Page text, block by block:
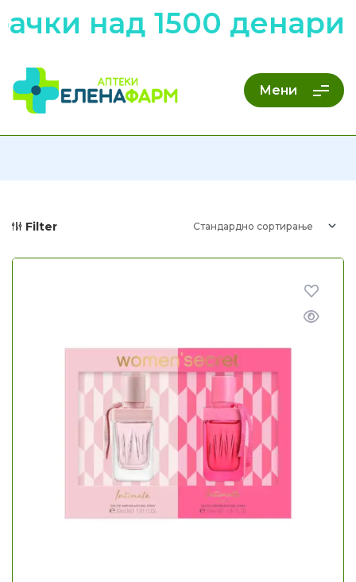
над 1500 денари
Мени
Filter